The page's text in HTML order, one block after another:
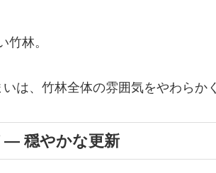
竹林。
は、竹林全体の雰囲気をやわらか
穏やかな更新